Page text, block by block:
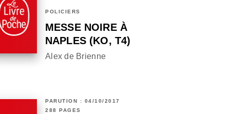
POLICIERS
MESSE NOIRE À
NAPLES (KO, T4)
Alex de Brienne
PARUTION : 04/10/2017
288 PAGES